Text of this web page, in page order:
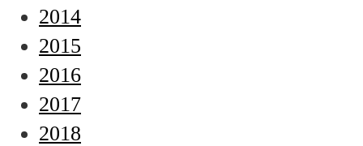
2014
2015
2016
2017
2018